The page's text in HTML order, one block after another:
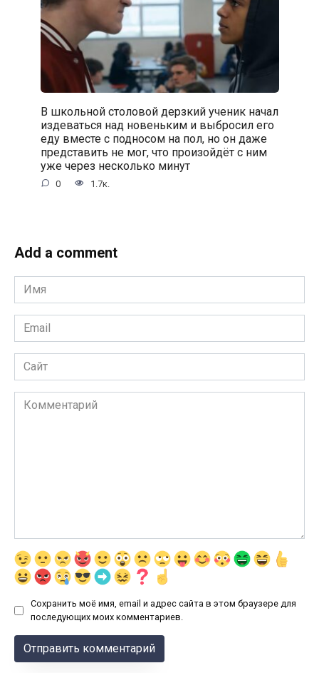
В школьной столовой дерзкий ученик начал
издеваться над новеньким и выбросил его
еду вместе с подносом на пол, но он даже
представить не мог, что произойдёт с ним
уже через несколько минут
0 1.7к.
Add a comment
Имя
*
Email
*
Сайт
Комментарий
Сохранить моё имя, email и адрес сайта в этом браузере для
последующих моих комментариев.